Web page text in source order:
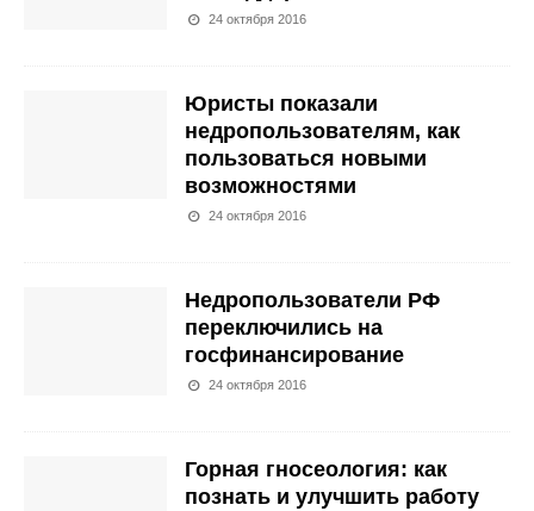
24 октября 2016
Юристы показали
недропользователям, как
пользоваться новыми
возможностями
24 октября 2016
Недропользователи РФ
переключились на
госфинансирование
24 октября 2016
Горная гносеология: как
познать и улучшить работу